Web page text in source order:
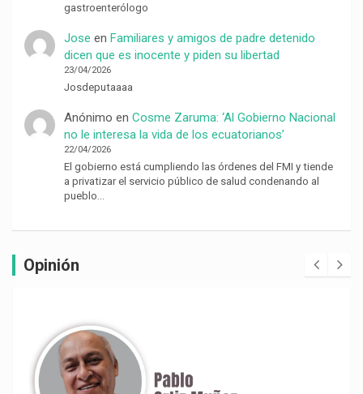
gastroenterólogo
Jose en Familiares y amigos de padre detenido
dicen que es inocente y piden su libertad
23/04/2026
Josdeputaaaa
Anónimo en Cosme Zaruma: ‘Al Gobierno Nacional
no le interesa la vida de los ecuatorianos’
22/04/2026
El gobierno está cumpliendo las órdenes del FMI y tiende
a privatizar el servicio público de salud condenando al
pueblo…
Opinión